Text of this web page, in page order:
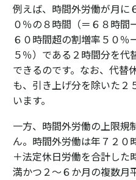
例えば、時間外労働が月に
０％の８時間（＝６８時
６０時間超の割増率５０％
５％）である２時間分を代
できるのです。なお、代替
も、引き上げ分を除いた２
います。
一方、時間外労働の上限規
ん。時間外労働は年７２０
＋法定休日労働を合計した
満かつ２〜６か月の複数月